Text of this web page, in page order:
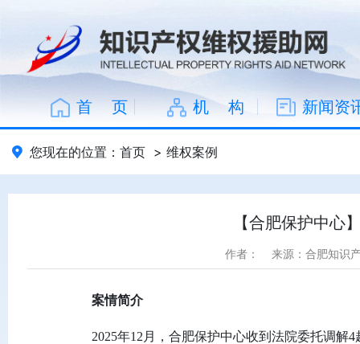
首 页 机 构 新闻资
您现在的位置： 首页 > 维权案例
【合肥保护中心
作者： 来源：合肥知识
案情简介
2025年12月，合肥保护中心收到法院委托调